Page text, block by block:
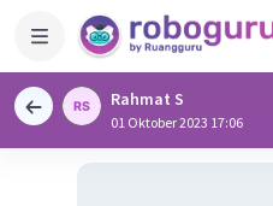
Rahmat S
01 Oktober 2023 17:06